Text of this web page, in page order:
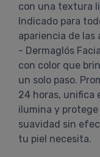
con una textura
Indicado para
apariencia de las
- Dermaglós
con color que
un solo paso.
24 horas, unifica
ilumina y
suavidad sin
tu piel necesita.